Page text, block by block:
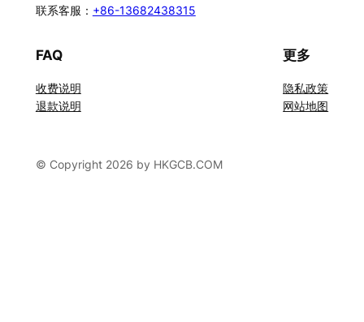
联系客服： +86-13682438315
FAQ
收费说明
退款说明
更多
隐私政策
网站地图
© Copyright 2026 by HKGCB.COM